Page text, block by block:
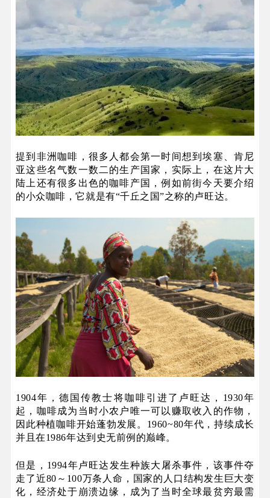
提到非洲咖啡，很多人都会第一时间想到埃塞、肯尼
亚这些名气数一数二的生产国家，实际上，在这片大
陆上还有很多出色的咖啡产国，例如前街今天要介绍
的小众咖啡，它就是有“千丘之国”之称的卢旺达。
1904年，德国传教士将咖啡引进了卢旺达，1930年
起，咖啡成为当时小农户唯一可以赚取收入的作物，
因此种植咖啡开始蓬勃发展。1960~80年代，持续成长
并且在1986年达到史无前例的巅峰。
但是，1994年卢旺达发生种族大屠杀事件，该事件夺
走了近80～100万条人命，国家的人口结构发生巨大变
化，经济处于崩溃边缘，成为了当时全球最贫穷最需